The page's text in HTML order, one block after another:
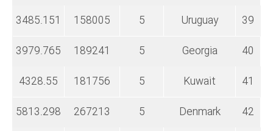
39
Uruguay
5
158005
3485.151
40
Georgia
5
189241
3979.765
41
Kuwait
5
181756
4328.55
42
Denmark
5
267213
5813.298